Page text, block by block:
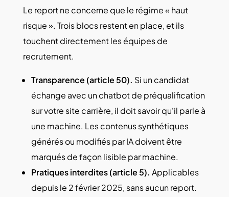
Le report ne concerne que le régime « haut
risque ». Trois blocs restent en place, et ils
touchent directement les équipes de
recrutement.
Transparence (article 50). Si un candidat
échange avec un chatbot de préqualification
sur votre site carrière, il doit savoir qu'il parle à
une machine. Les contenus synthétiques
générés ou modifiés par IA doivent être
marqués de façon lisible par machine.
Pratiques interdites (article 5). Applicables
depuis le 2 février 2025, sans aucun report.